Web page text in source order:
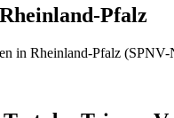
Pfalz
in Rheinland-Pfalz